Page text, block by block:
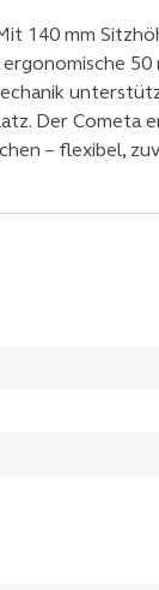
140 mm
50
Der Cometa
– flexibel,